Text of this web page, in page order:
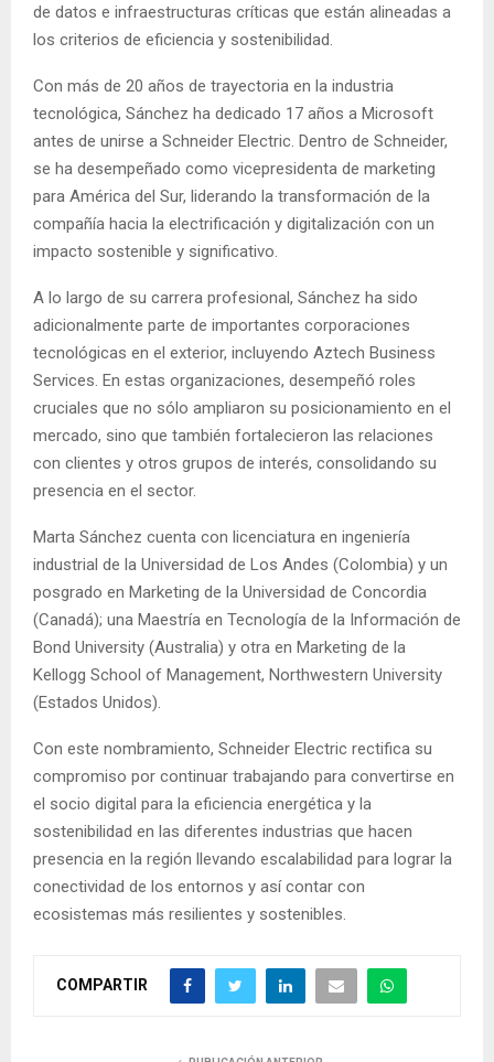
de datos e infraestructuras críticas que están alineadas a
los criterios de eficiencia y sostenibilidad.
Con más de 20 años de trayectoria en la industria
tecnológica, Sánchez ha dedicado 17 años a Microsoft
antes de unirse a Schneider Electric. Dentro de Schneider,
se ha desempeñado como vicepresidenta de marketing
para América del Sur, liderando la transformación de la
compañía hacia la electrificación y digitalización con un
impacto sostenible y significativo.
A lo largo de su carrera profesional, Sánchez ha sido
adicionalmente parte de importantes corporaciones
tecnológicas en el exterior, incluyendo Aztech Business
Services. En estas organizaciones, desempeñó roles
cruciales que no sólo ampliaron su posicionamiento en el
mercado, sino que también fortalecieron las relaciones
con clientes y otros grupos de interés, consolidando su
presencia en el sector.
Marta Sánchez cuenta con licenciatura en ingeniería
industrial de la Universidad de Los Andes (Colombia) y un
posgrado en Marketing de la Universidad de Concordia
(Canadá); una Maestría en Tecnología de la Información de
Bond University (Australia) y otra en Marketing de la
Kellogg School of Management, Northwestern University
(Estados Unidos).
Con este nombramiento, Schneider Electric rectifica su
compromiso por continuar trabajando para convertirse en
el socio digital para la eficiencia energética y la
sostenibilidad en las diferentes industrias que hacen
presencia en la región llevando escalabilidad para lograr la
conectividad de los entornos y así contar con
ecosistemas más resilientes y sostenibles.
COMPARTIR